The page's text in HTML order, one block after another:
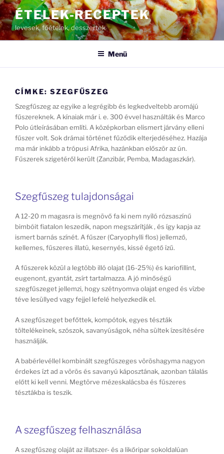
Tartalomhoz
ÉTELEK-RECEPTEK
levesek, főételek, desszertek
Menü
CÍMKE: SZEGFŰSZEG
Szegfűszeg az egyike a legrégibb és legkedveltebb aromájú
fűszereknek. A kínaiak már i. e. 300 évvel használták és Marco
Polo útleírásában említi. A középkorban elismert járvány elleni
fűszer volt. Sok drámai történet fűződik elterjedéséhez. Hazája
ma már inkább a trópusi Afrika, hazánkban először az ún.
Fűszerek szigetéről került (Zanzibár, Pemba, Madagaszkár).
Szegfűszeg tulajdonságai
A 12-20 m magasra is megnövő fa ki nem nyíló rózsaszínű
bimbóit fiatalon leszedik, napon megszárítják , és így kapja az
ismert barnás színét. A fűszer (Caryophylli flos) jellemző,
kellemes, fűszeres illatú, kesernyés, kissé égető ízű.
A fűszerek közül a legtöbb illó olajat (16-25%) és kariofillint,
eugenont, gyantát, zsírt tartalmazza. A jó minőségű
szegfűszeget jellemzi, hogy szétnyomva olajat enged és vízbe
téve lesüllyed vagy fejjel lefelé helyezkedik el.
A szegfűszeget befőttek, kompótok, egyes tészták
töltelékeinek, szószok, savanyúságok, néha sültek ízesítésére
használják.
A babérlevéllel kombinált szegfűszeges vöröshagyma nagyon
érdekes ízt ad a vörös és savanyú káposztának, azonban tálalás
előtt ki kell venni. Megtörve mézeskalácsba és fűszeres
tésztákba is teszik.
A szegfűszeg felhasználása
A szegfűszeg olaját az illatszer- és a likőripar sokoldalúan